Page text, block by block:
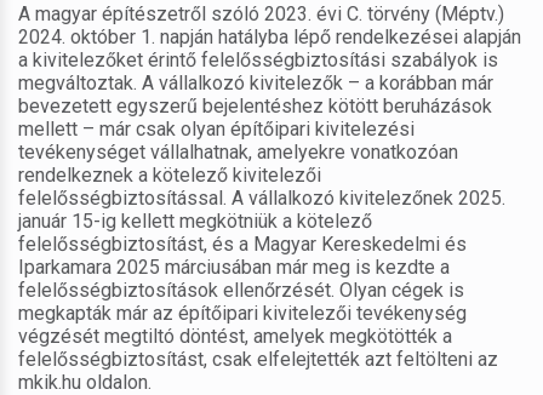
A magyar építészetről szóló 2023. évi C. törvény (Méptv.)
2024. október 1. napján hatályba lépő rendelkezései alapján
a kivitelezőket érintő felelősségbiztosítási szabályok is
megváltoztak. A vállalkozó kivitelezők – a korábban már
bevezetett egyszerű bejelentéshez kötött beruházások
mellett – már csak olyan építőipari kivitelezési
tevékenységet vállalhatnak, amelyekre vonatkozóan
rendelkeznek a kötelező kivitelezői
felelősségbiztosítással. A vállalkozó kivitelezőnek 2025.
január 15-ig kellett megkötniük a kötelező
felelősségbiztosítást, és a Magyar Kereskedelmi és
Iparkamara 2025 márciusában már meg is kezdte a
felelősségbiztosítások ellenőrzését. Olyan cégek is
megkapták már az építőipari kivitelezői tevékenység
végzését megtiltó döntést, amelyek megkötötték a
felelősségbiztosítást, csak elfelejtették azt feltölteni az
mkik.hu oldalon.